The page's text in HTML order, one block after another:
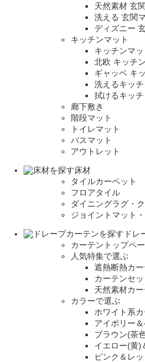
天然素材 玄
洗える 玄関
ディズニー
キッチンマット
キッチンマ
北欧 キッチ
ギャッベ キ
洗えるキッチ
拭けるキッチ
廊下敷き
階段マット
トイレマット
バスマット
アウトレット
床材
タイルカーペット
フロアタイル
ダイニングラグ・
ジョイントマット
ドレ
カーテントップペ
人気特集で選ぶ
遮熱断熱カ
カーテンセッ
天然素材カ
カラーで選ぶ
ホワイト系
アイボリー
ブラウン(茶
イエロー(黄)
ピンク＆レ